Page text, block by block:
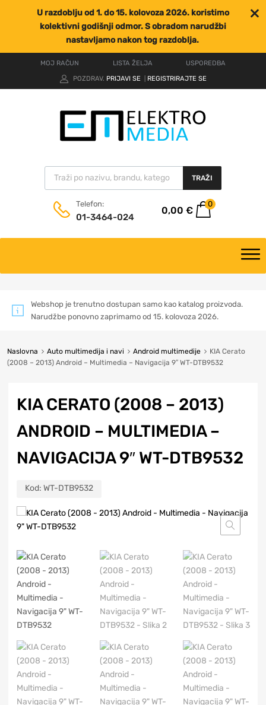
U razdoblju od 1. do 15. kolovoza 2026. koristimo
kolektivni godišnji odmor. S obradom narudžbi
nastavljamo nakon tog razdoblja.
MOJ RAČUN LISTA ŽELJA
USPOREDBA
POZDRAV. PRIJAVI SE REGISTRIRAJTE SE
TRAŽI
Telefon:
01-3464-024
0,00 €
0
Webshop je trenutno dostupan samo kao katalog proizvoda.
Narudžbe ponovno zaprimamo od 15. kolovoza 2026.
Naslovna Auto multimedija i navi Android multimedije
KIA Cerato
(2008 – 2013) Android – Multimedia – Navigacija 9″ WT-DTB9532
KIA CERATO (2008 – 2013)
ANDROID – MULTIMEDIA –
NAVIGACIJA 9″ WT-DTB9532
Kod: WT-DTB9532